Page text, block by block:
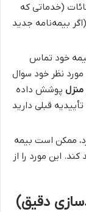
(خدماتی که
بیمه‌نامه جدید
خود تماس
مورد نظر خود سوال
پوشش داده
قبلی دارید
ممکن است بیمه
این مورد را از
دقیق)